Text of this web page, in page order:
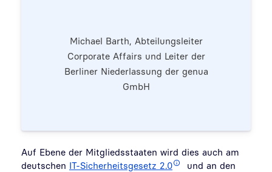
Michael Barth, Abteilungsleiter
Corporate Affairs und Leiter der
Berliner Niederlassung der genua
GmbH
Auf Ebene der Mitgliedsstaaten wird dies auch am
deutschen IT-Sicherheitsgesetz 2.0
und an den